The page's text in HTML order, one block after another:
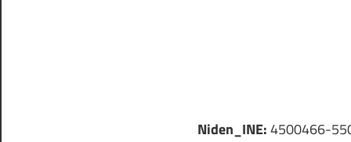
Niden_INE:4500466-